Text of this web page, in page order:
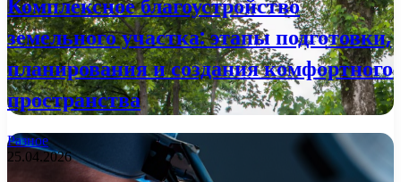
земельного участка: этапы подготовки,
планирования и создания комфортного
пространства
Разное
25.04.2026